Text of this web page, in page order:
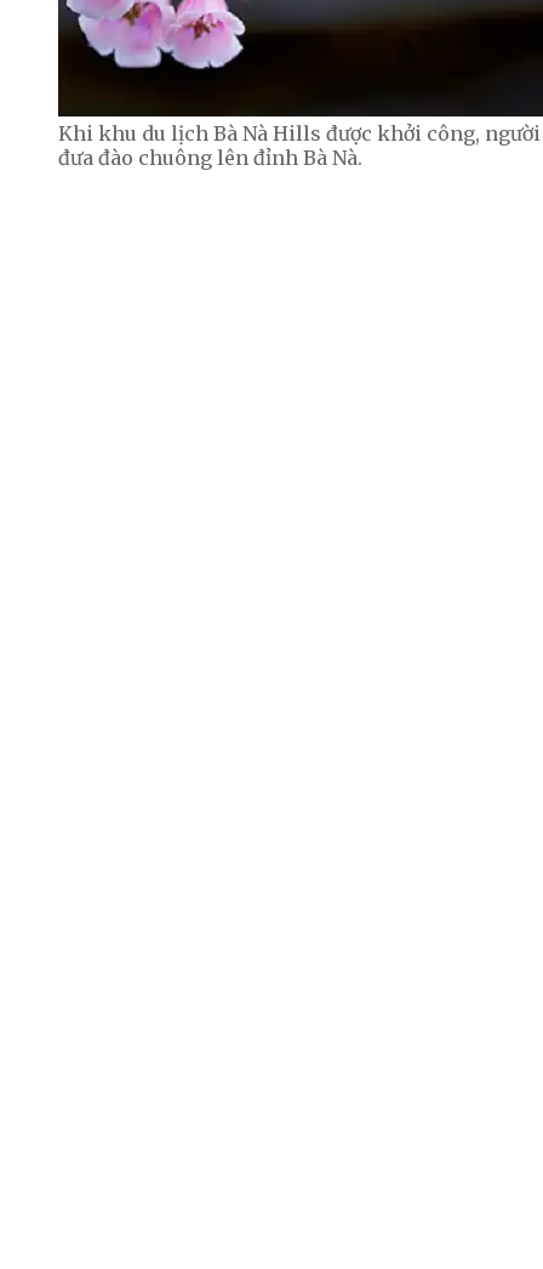
Khi khu du lịch Bà Nà Hills được khởi công,
đưa đào chuông lên đỉnh Bà Nà.